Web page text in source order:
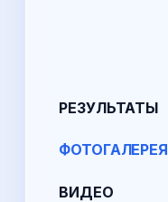
РЕЗУЛЬТАТЫ
ФОТОГАЛЕРЕЯ
ВИДЕО